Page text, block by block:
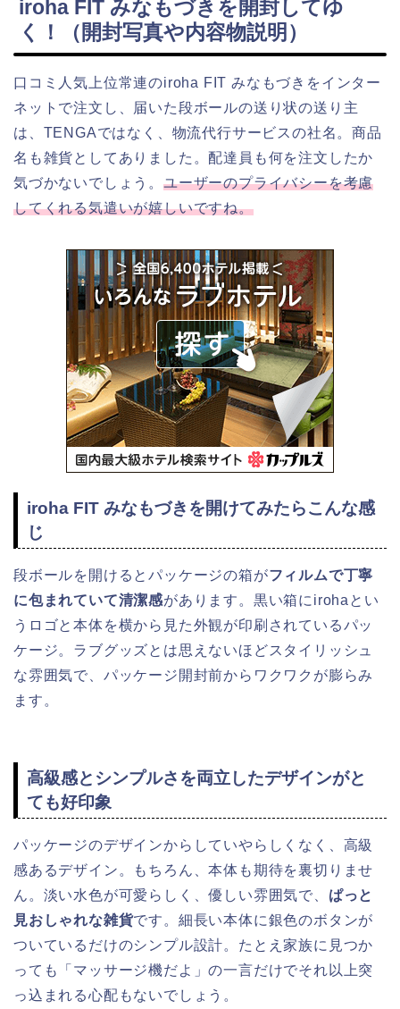
iroha FIT みなもづきを開封してゆ
く！（開封写真や内容物説明）
口コミ人気上位常連のiroha FIT みなもづきをインター
ネットで注文し、届いた段ボールの送り状の送り主
は、TENGAではなく、物流代行サービスの社名。商品
名も雑貨としてありました。配達員も何を注文したか
気づかないでしょう。ユーザーのプライバシーを考慮
してくれる気遣いが嬉しいですね。
iroha FIT みなもづきを開けてみたらこんな感
じ
段ボールを開けるとパッケージの箱がフィルムで丁寧
に包まれていて清潔感があります。黒い箱にirohaとい
うロゴと本体を横から見た外観が印刷されているパッ
ケージ。ラブグッズとは思えないほどスタイリッシュ
な雰囲気で、パッケージ開封前からワクワクが膨らみ
ます。
高級感とシンプルさを両立したデザインがと
ても好印象
パッケージのデザインからしていやらしくなく、高級
感あるデザイン。もちろん、本体も期待を裏切りませ
ん。淡い水色が可愛らしく、優しい雰囲気で、 ぱっと
見おしゃれな雑貨です。細長い本体に銀色のボタンが
ついているだけのシンプル設計。たとえ家族に見つか
っても「マッサージ機だよ」の一言だけでそれ以上突
っ込まれる心配もないでしょう。